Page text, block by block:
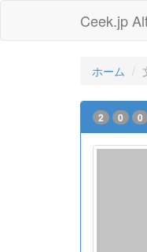
Ceek.jp
ホーム
2 0 0